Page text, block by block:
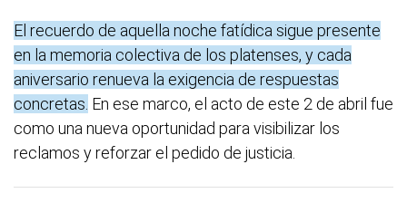
El recuerdo de aquella noche fatídica sigue presente
en la memoria colectiva de los platenses, y cada
aniversario renueva la exigencia de respuestas
concretas. En ese marco, el acto de este 2 de abril fue
como una nueva oportunidad para visibilizar los
reclamos y reforzar el pedido de justicia.